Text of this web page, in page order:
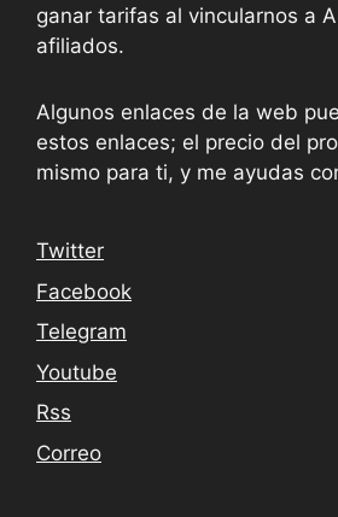
ganar tarifas al vincularnos a
afiliados.
Algunos enlaces de la web
estos enlaces; el precio del
mismo para ti, y me ayudas
Twitter
Facebook
Telegram
Youtube
Rss
Correo